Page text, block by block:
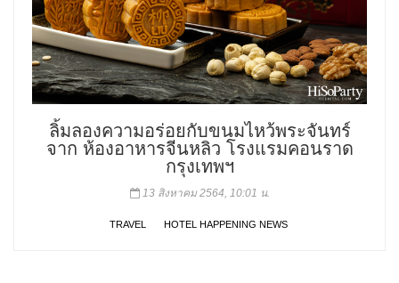
ลิ้มลองความอร่อยกับขนมไหว้พระจันทร์
จาก ห้องอาหารจีนหลิว โรงแรมคอนราด
กรุงเทพฯ
13 สิงหาคม 2564, 10:01 น.
TRAVEL HOTEL HAPPENING NEWS